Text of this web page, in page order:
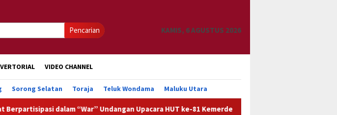
Pencarian KAMIS, 6 AGUSTUS 2026
VIDEO CHANNEL
Sorong Selatan Toraja Teluk Wondama Maluku Utara
“War” Undangan Upacara HUT ke-81 Kemerdekaan RI